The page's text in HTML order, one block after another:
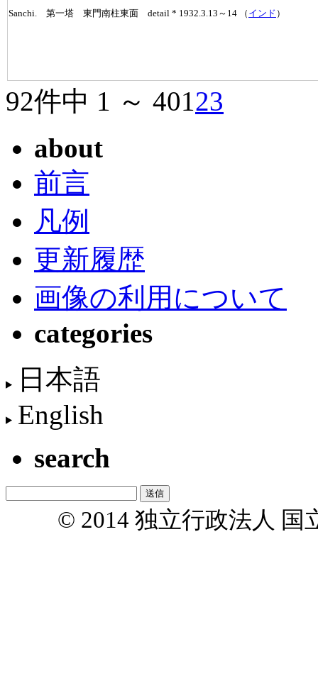
Sanchi. 第一塔 東門南柱東面 detail * 1932.3.13～14 （ インド ）
92件中 1 ～ 40123
about
前言
凡例
更新履歴
画像の利用について
categories
日本語
English
search
© 2014 独立行政法人 国